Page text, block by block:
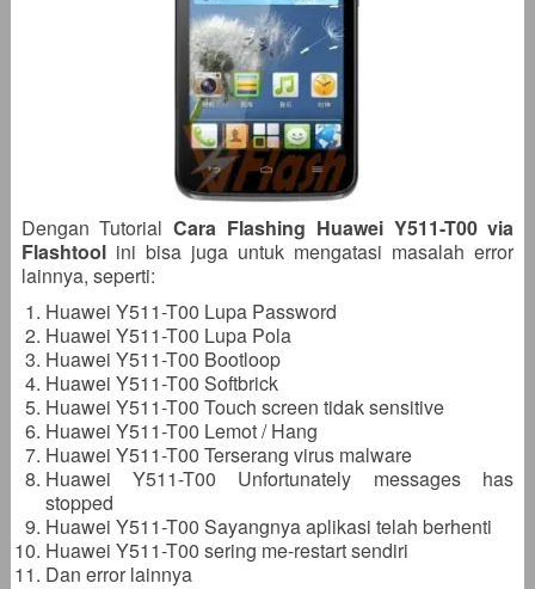
Dengan TutorialCara Flashing Huawei Y511-T00 via
Flashtoolini bisa juga untuk mengatasi masalah error
lainnya, seperti:
Huawei Y511-T00 Lupa Password
Huawei Y511-T00 Lupa Pola
Huawei Y511-T00 Bootloop
Huawei Y511-T00 Softbrick
Huawei Y511-T00 Touch screen tidak sensitive
Huawei Y511-T00 Lemot / Hang
Huawei Y511-T00 Terserang virus malware
Huawei Y511-T00 Unfortunately messages has
stopped
Huawei Y511-T00 Sayangnya aplikasi telah berhenti
Huawei Y511-T00 sering me-restart sendiri
Dan error lainnya